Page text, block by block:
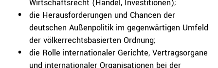
Wirtschaftsrecht (Handel, Investitionen);
die Herausforderungen und Chancen der
deutschen Außenpolitik im gegenwärtigen Umfeld
der völkerrechtsbasierten Ordnung;
die Rolle internationaler Gerichte, Vertragsorgane
und internationaler Organisationen bei der